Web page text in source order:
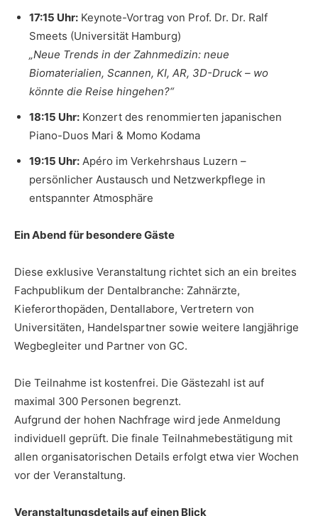
17:15 Uhr: Keynote-Vortrag von Prof. Dr. Dr. Ralf
Smeets (Universität Hamburg)
„Neue Trends in der Zahnmedizin: neue
Biomaterialien, Scannen, KI, AR, 3D-Druck – wo
könnte die Reise hingehen?“
18:15 Uhr: Konzert des renommierten japanischen
Piano-Duos Mari & Momo Kodama
19:15 Uhr: Apéro im Verkehrshaus Luzern –
persönlicher Austausch und Netzwerkpflege in
entspannter Atmosphäre
Ein Abend für besondere Gäste
Diese exklusive Veranstaltung richtet sich an ein breites
Fachpublikum der Dentalbranche: Zahnärzte,
Kieferorthopäden, Dentallabore, Vertretern von
Universitäten, Handelspartner sowie weitere langjährige
Wegbegleiter und Partner von GC.
Die Teilnahme ist kostenfrei. Die Gästezahl ist auf
maximal 300 Personen begrenzt.
Aufgrund der hohen Nachfrage wird jede Anmeldung
individuell geprüft. Die finale Teilnahmebestätigung mit
allen organisatorischen Details erfolgt etwa vier Wochen
vor der Veranstaltung.
Veranstaltungsdetails auf einen Blick